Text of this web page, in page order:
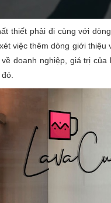
thiết phải đi cùng với
việc thêm dòng giới thiệu
doanh nghiệp, giá trị của